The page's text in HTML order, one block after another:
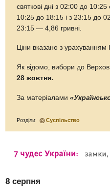
святкові дні з 02:00 до 10:25
10:25 до 18:15 і з 23:15 до
23:15 — 4,86 гривні.
Ціни вказано з
Як відомо, вибори до
28 жовтня.
За матеріалами
Розділи: Суспільство
8 серпня